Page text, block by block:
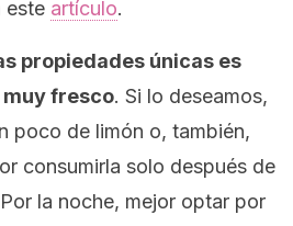
este artículo.
propiedades únicas es
muy fresco. Si lo deseamos,
poco de limón o, también,
consumirla solo después de
la noche, mejor optar por